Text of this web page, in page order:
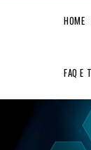
HOME
FAQ E